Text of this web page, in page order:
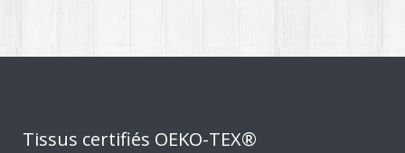
Tissus certifiés OEKO-TEX®